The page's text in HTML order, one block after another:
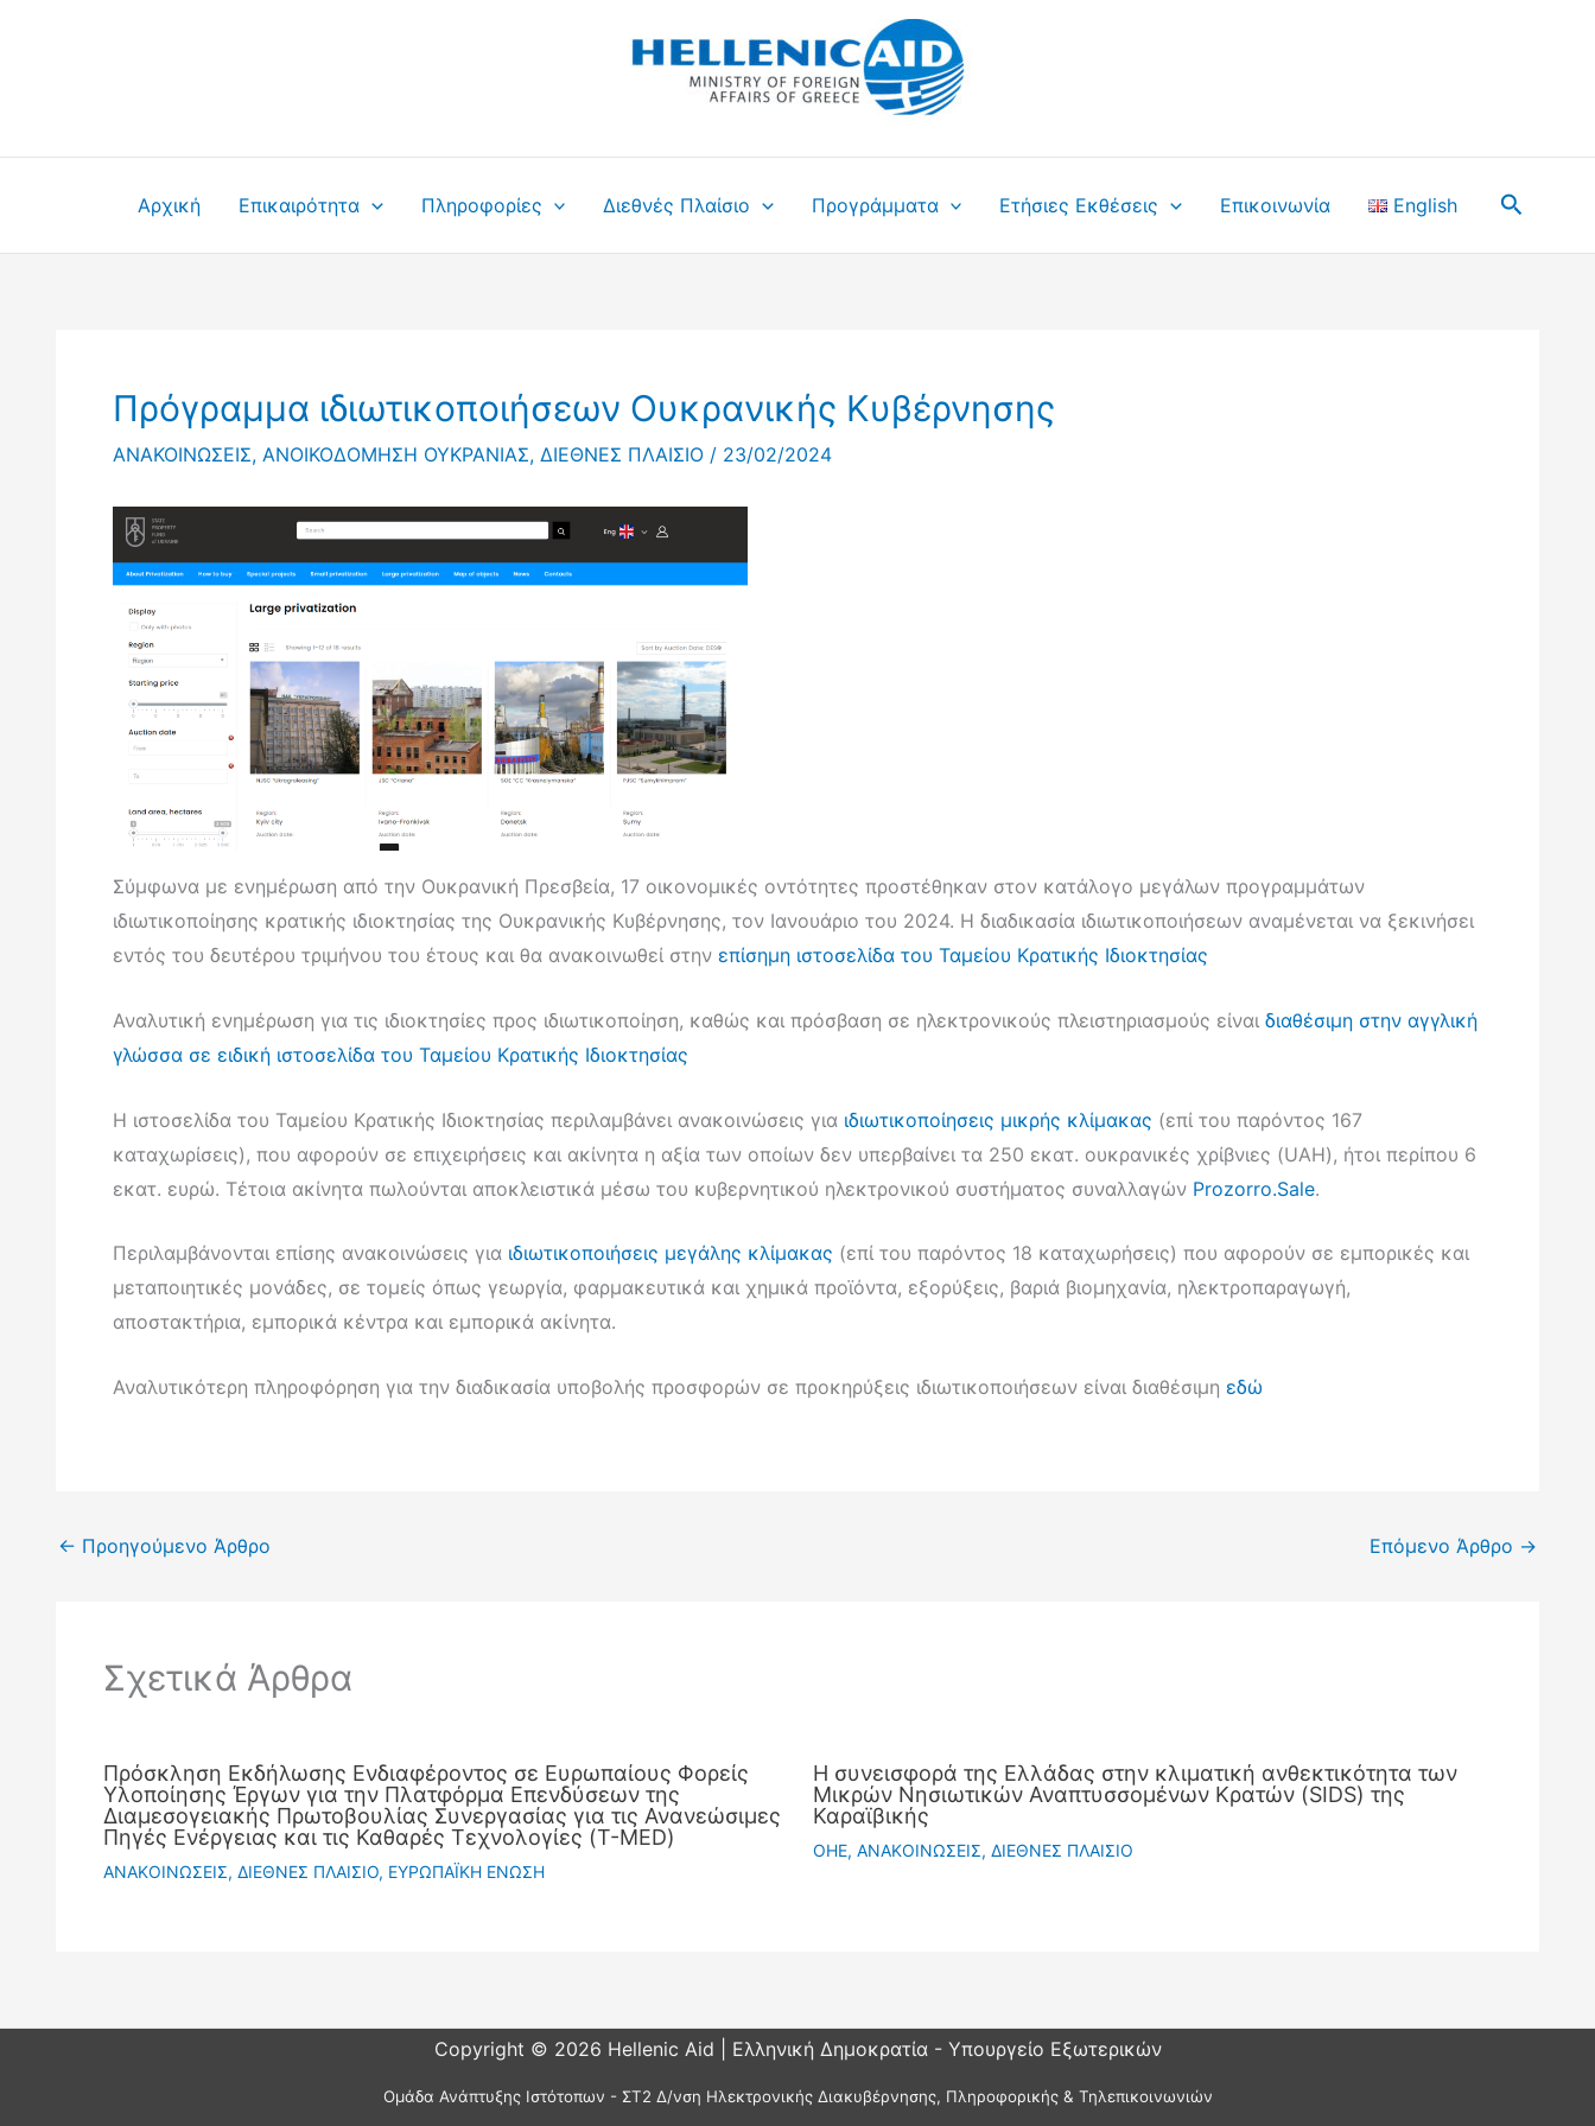
Αρχική Επικαιρότητα Πληροφορίες Διεθνές Πλαίσιο Προγράμματα Ετήσιες Εκθέσεις Επικοινωνία English
Πρόγραμμα ιδιωτικοποιήσεων Ουκρανικής Κυβέρνησης
ΑΝΑΚΟΙΝΩΣΕΙΣ, ΑΝΟΙΚΟΔΟΜΗΣΗ ΟΥΚΡΑΝΙΑΣ, ΔΙΕΘΝΕΣ ΠΛΑΙΣΙΟ / 23/02/2024
Σύμφωνα με ενημέρωση από την Ουκρανική Πρεσβεία, 17 οικονομικές οντότητες προστέθηκαν στον κατάλογο μεγάλων προγραμμάτων
ιδιωτικοποίησης κρατικής ιδιοκτησίας της Ουκρανικής Κυβέρνησης, τον Ιανουάριο του 2024. Η διαδικασία ιδιωτικοποιήσεων αναμένεται να ξεκινήσει
εντός του δευτέρου τριμήνου του έτους και θα ανακοινωθεί στην επίσημη ιστοσελίδα του Ταμείου Κρατικής Ιδιοκτησίας
Αναλυτική ενημέρωση για τις ιδιοκτησίες προς ιδιωτικοποίηση, καθώς και πρόσβαση σε ηλεκτρονικούς πλειστηριασμούς είναι διαθέσιμη στην αγγλική
γλώσσα σε ειδική ιστοσελίδα του Ταμείου Κρατικής Ιδιοκτησίας
H ιστοσελίδα του Ταμείου Κρατικής Ιδιοκτησίας περιλαμβάνει ανακοινώσεις για ιδιωτικοποίησεις μικρής κλίμακας (επί του παρόντος 167
καταχωρίσεις), που αφορούν σε επιχειρήσεις και ακίνητα η αξία των οποίων δεν υπερβαίνει τα 250 εκατ. ουκρανικές χρίβνιες (UAH), ήτοι περίπου 6
εκατ. ευρώ. Τέτοια ακίνητα πωλούνται αποκλειστικά μέσω του κυβερνητικού ηλεκτρονικού συστήματος συναλλαγών Prozorro.Sale.
Περιλαμβάνονται επίσης ανακοινώσεις για ιδιωτικοποιήσεις μεγάλης κλίμακας (επί του παρόντος 18 καταχωρήσεις) που αφορούν σε εμπορικές και
μεταποιητικές μονάδες, σε τομείς όπως γεωργία, φαρμακευτικά και χημικά προϊόντα, εξορύξεις, βαριά βιομηχανία, ηλεκτροπαραγωγή,
αποστακτήρια, εμπορικά κέντρα και εμπορικά ακίνητα.
Αναλυτικότερη πληροφόρηση για την διαδικασία υποβολής προσφορών σε προκηρύξεις ιδιωτικοποιήσεων είναι διαθέσιμη εδώ
← Προηγούμενο Άρθρο Επόμενο Άρθρο →
Σχετικά Άρθρα
Πρόσκληση Εκδήλωσης Ενδιαφέροντος σε Ευρωπαίους Φορείς
Υλοποίησης Έργων για την Πλατφόρμα Επενδύσεων της
Διαμεσογειακής Πρωτοβουλίας Συνεργασίας για τις Ανανεώσιμες
Πηγές Ενέργειας και τις Καθαρές Τεχνολογίες (T-MED)
ΑΝΑΚΟΙΝΩΣΕΙΣ, ΔΙΕΘΝΕΣ ΠΛΑΙΣΙΟ, ΕΥΡΩΠΑΪΚΗ ΕΝΩΣΗ
Η συνεισφορά της Ελλάδας στην κλιματική ανθεκτικότητα των
Μικρών Νησιωτικών Αναπτυσσομένων Κρατών (SIDS) της
Καραϊβικής
OHE, ΑΝΑΚΟΙΝΩΣΕΙΣ, ΔΙΕΘΝΕΣ ΠΛΑΙΣΙΟ
Copyright © 2026 Hellenic Aid | Ελληνική Δημοκρατία - Υπουργείο Εξωτερικών
Ομάδα Ανάπτυξης Ιστότοπων - ΣΤ2 Δ/νση Ηλεκτρονικής Διακυβέρνησης, Πληροφορικής & Τηλεπικοινωνιών